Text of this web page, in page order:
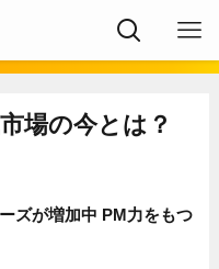
場の今とは？
ズが増加中 PM力をもつ